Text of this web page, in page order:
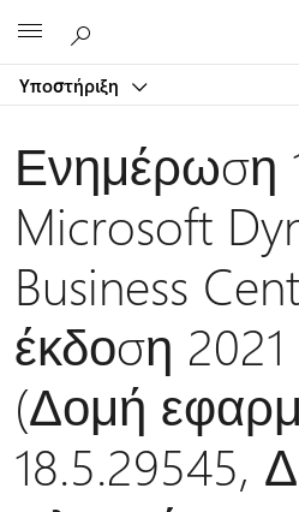
Υποστήριξη
Ενημέρωση
Microsoft
Business
έκδοση
(Δομή
18.5.29545,